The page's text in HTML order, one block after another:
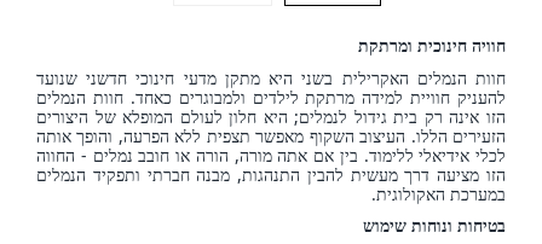
חוויה חינוכית ומרתקת
חוות הנמלים האקרילית בשני היא מתקן מדעי חינוכי חדשני שנועד
להעניק חוויית למידה מרתקת לילדים ולמבוגרים כאחד. חוות הנמלים
הזו אינה רק בית גידול לנמלים; היא חלון לעולם המופלא של היצורים
הזעירים הללו. העיצוב השקוף מאפשר תצפית ללא הפרעה, והופך אותה
לכלי אידיאלי ללימוד. בין אם אתה מורה, הורה או חובב נמלים - החווה
הזו מציעה דרך מעשית להבין התנהגות, מבנה חברתי ותפקיד הנמלים
במערכת האקולוגית.
בטיחות ונוחות שימוש